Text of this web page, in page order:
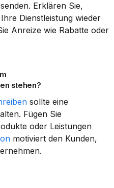
senden. Erklären Sie,
Dienstleistung wieder
Anreize wie Rabatte oder
stehen?
sollte eine
Fügen Sie
oder Leistungen
motiviert den Kunden,